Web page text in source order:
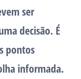
ser
decisão. É
pontos
informada.